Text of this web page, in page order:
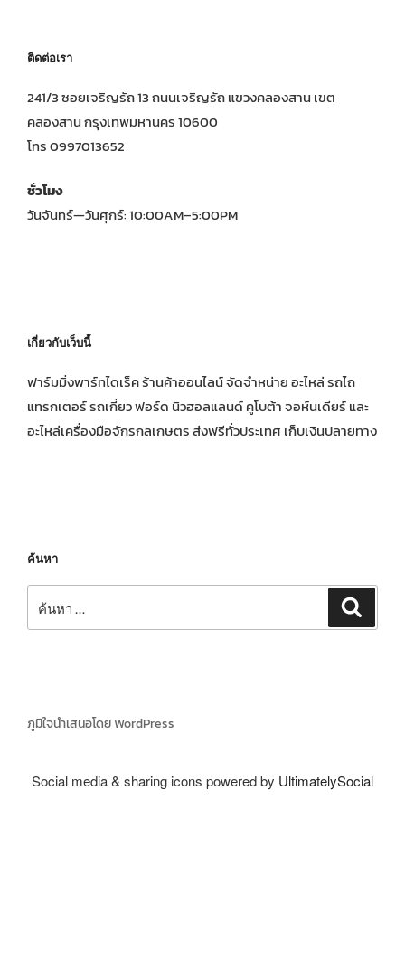
ติดต่อเรา
241/3 ซอยเจริญรัถ 13 ถนนเจริญรัถ แขวงคลองสาน เขต
คลองสาน กรุงเทพมหานคร 10600
โทร 0997013652
ชั่วโมง
วันจันทร์—วันศุกร์: 10:00AM–5:00PM
เกี่ยวกับเว็บนี้
ฟาร์มมิ่งพาร์ทไดเร็ค ร้านค้าออนไลน์ จัดจำหน่าย อะไหล่ รถไถ
แทรกเตอร์ รถเกี่ยว ฟอร์ด นิวฮอลแลนด์ คูโบต้า จอห์นเดียร์ และ
อะไหล่เครื่องมือจักรกลเกษตร ส่งฟรีทั่วประเทศ เก็บเงินปลายทาง
ค้นหา
ภูมิใจนำเสนอโดย WordPress
Social media & sharing icons powered by UltimatelySocial